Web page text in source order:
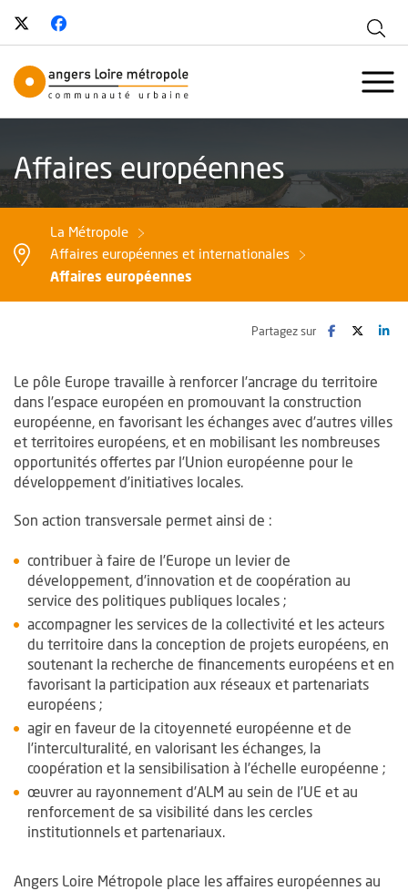
Suivez-nous sur Twitter
, Ouvre une nouvelle fenêtre
Angers Loire Métropole -
Affaires européennes
La Métropole
Affaires européennes et internationales
Affaires européennes
Partagez sur Facebook
, Ouvre une
Twitter
, ,
Le pôle Europe travaille à renforcer l’ancrage du territoire
dans l’espace européen en promouvant la construction
européenne, en favorisant les échanges avec d’autres villes
et territoires européens, et en mobilisant les nombreuses
opportunités offertes par l’Union européenne pour le
développement d’initiatives locales.
Son action transversale permet ainsi de :
contribuer à faire de l’Europe un levier de
développement, d’innovation et de coopération au
service des politiques publiques locales ;
accompagner les services de la collectivité et les acteurs
du territoire dans la conception de projets européens, en
soutenant la recherche de financements européens et en
favorisant la participation aux réseaux et partenariats
européens ;
agir en faveur de la citoyenneté européenne et de
l’interculturalité, en valorisant les échanges, la
coopération et la sensibilisation à l’échelle européenne ;
œuvrer au rayonnement d’ALM au sein de l’UE et au
renforcement de sa visibilité dans les cercles
institutionnels et partenariaux.
Angers Loire Métropole place les affaires européennes au